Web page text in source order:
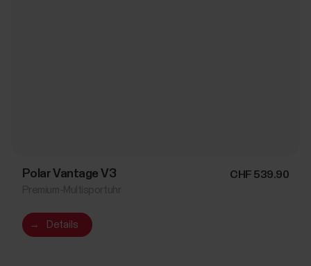
Polar Vantage V3 CHF 539.90
→ Details